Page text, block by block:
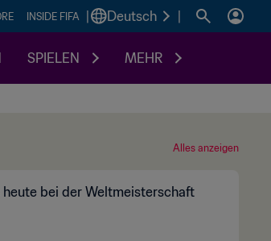
INSIDE FIFA Deutsch
SPIELEN MEHR
Alles anzeigen
bei der Weltmeisterschaft